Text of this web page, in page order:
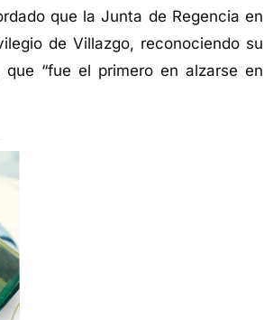
que la Junta de Regencia en
de Villazgo, reconociendo su
“fue el primero en alzarse en